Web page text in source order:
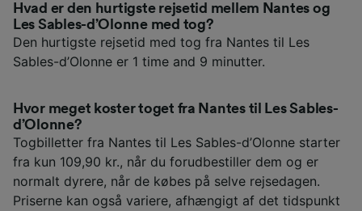
Hvad er den hurtigste rejsetid mellem Nantes og
Les Sables-d’Olonne med tog?
Den hurtigste rejsetid med tog fra Nantes til Les
Sables-d’Olonne er 1 time and 9 minutter.
Hvor meget koster toget fra Nantes til Les Sables-
d’Olonne?
Togbilletter fra Nantes til Les Sables-d’Olonne starter
fra kun 109,90 kr., når du forudbestiller dem og er
normalt dyrere, når de købes på selve rejsedagen.
Priserne kan også variere, afhængigt af det tidspunkt